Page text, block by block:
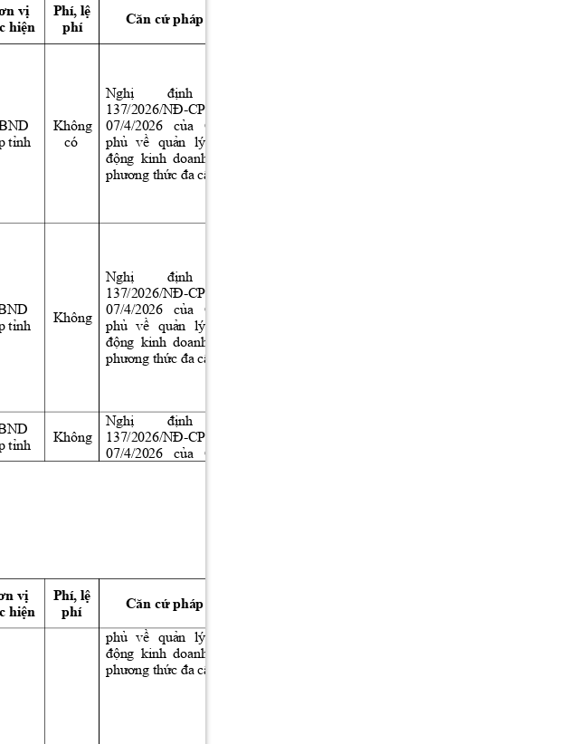
vị
c hiện
Phí, lệ
phí Căn cứ pháp lý
tỉnh
Không
có
Nghị định
137/2026/NĐ-CP
07/4/2026 của
Chính
phủ về quản lý
động  kinh  doanh  theo
phương thức đa cấp
tỉnh Không
Nghị định
137/2026/NĐ-CP
07/4/2026 của
Chính
phủ về quản lý
động  kinh  doanh  theo
phương thức đa cấp.
tỉnh Không
Nghị định
137/2026/NĐ-CP
07/4/2026 của Chính
vị
c hiện
Phí, lệ
phí Căn cứ pháp lý
phủ về quản lý
động  kinh  doanh  theo
phương thức đa cấp.